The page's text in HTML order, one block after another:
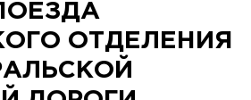
ОТДЕЛЕНИЯ